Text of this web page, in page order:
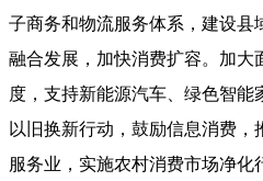
子商务和物流服务体系，建设县
融合发展，加快消费扩容。加大
度，支持新能源汽车、绿色智
以旧换新行动，鼓励信息消费
服务业，实施农村消费市场净化